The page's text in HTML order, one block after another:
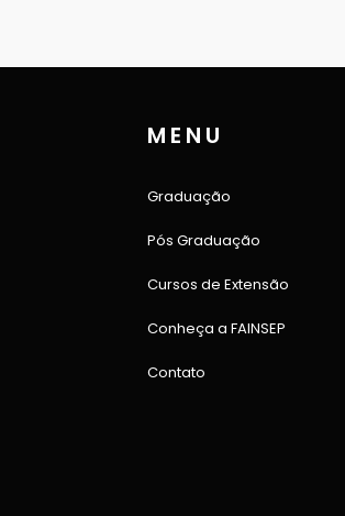
MENU
Graduação
Pós Graduação
Cursos de Extensão
Conheça a FAINSEP
Contato